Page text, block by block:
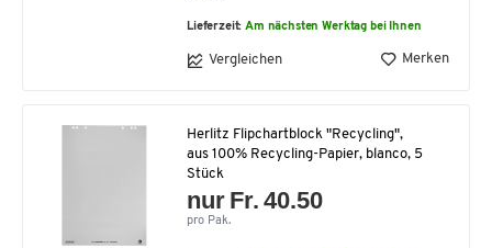
Lieferzeit:Am nächsten Werktag bei Ihnen
Vergleichen Merken
Herlitz Flipchartblock "Recycling",
aus 100% Recycling-Papier, blanco, 5
Stück
nur Fr. 40.50
pro Pak.